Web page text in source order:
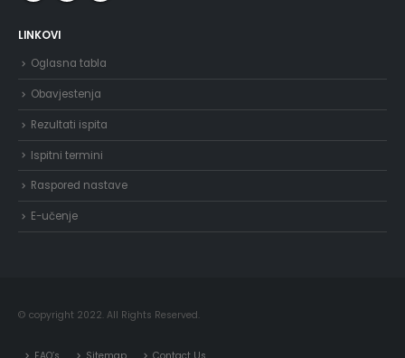
LINKOVI
Oglasna tabla
Obavjestenja
Rezultati ispita
Ispitni termini
Raspored nastave
E-učenje
© copyright 2022. All Rights Reserved.